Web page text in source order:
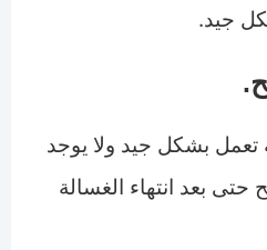
جيد.
تعمل بشكل جيد ولا يوجد
بعد انتهاء الغسالة